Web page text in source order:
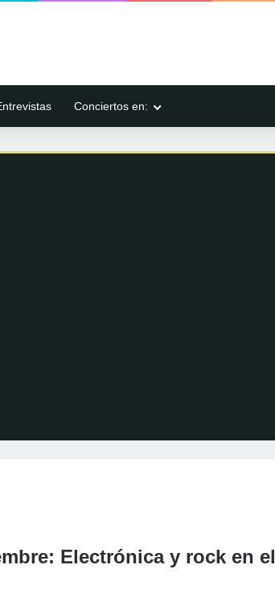
Conciertos en:
Electrónica y rock en el